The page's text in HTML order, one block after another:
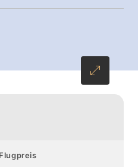
Küstenlagunen von
Cruz begegnen Sie